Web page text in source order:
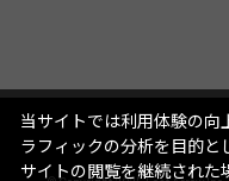
当サイトでは利用体験の向
ラフィックの分析を目的と
サイトの閲覧を継続された